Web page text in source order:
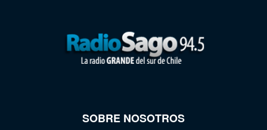
SOBRE NOSOTROS